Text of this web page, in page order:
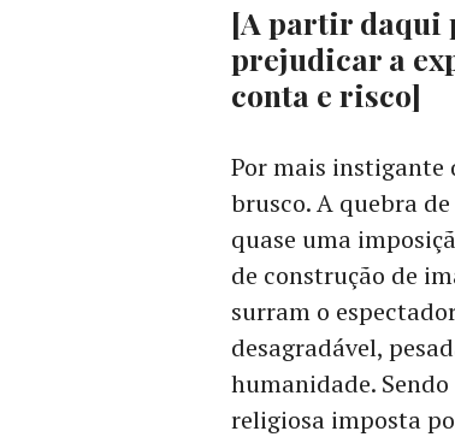
[A partir daqui
prejudicar a
conta e risco]
Por mais instigante
brusco. A quebra
quase uma
de construção de
surram o
desagradável,
humanidade.
religiosa imposta